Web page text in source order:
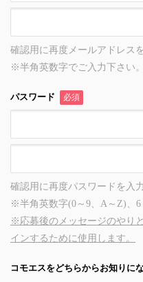
確認用に再度メールアドレス
※半角英数字でご入力下さい。
パスワード 必須
確認用に再度パスワードを入
※半角英数字(0～9、A～Z)、6
※応募後のメッセージのやり
インするために使用します。
コモエスをどちらからお知りに